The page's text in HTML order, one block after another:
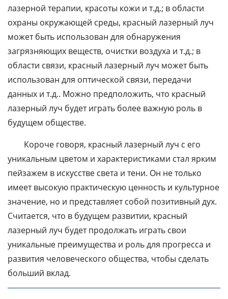
лазерной терапии, красоты кожи и т.д.; в области
охраны окружающей среды, красный лазерный луч
может быть использован для обнаружения
загрязняющих веществ, очистки воздуха и т.д.; в
области связи, красный лазерный луч может быть
использован для оптической связи, передачи
данных и т.д.. Можно предположить, что красный
лазерный луч будет играть более важную роль в
будущем обществе.
Короче говоря, красный лазерный луч с его
уникальным цветом и характеристиками стал ярким
пейзажем в искусстве света и тени. Он не только
имеет высокую практическую ценность и культурное
значение, но и представляет собой позитивный дух.
Считается, что в будущем развитии, красный
лазерный луч будет продолжать играть свои
уникальные преимущества и роль для прогресса и
развития человеческого общества, чтобы сделать
больший вклад.